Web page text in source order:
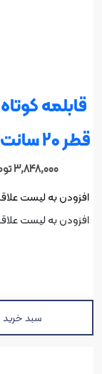
قابلمه
قطر 20 سانت زرساب
3,848,000
سبد خرید
افزودن به لیست
افزودن به لیست